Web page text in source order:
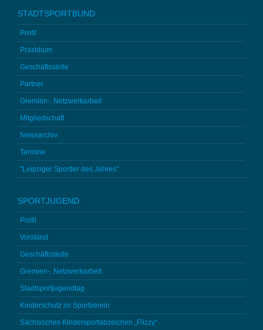
STADTSPORTBUND
Profil
Präsidium
Geschäftsstelle
Partner
Gremien-, Netzwerkarbeit
Mitgliedschaft
Newsarchiv
Termine
"Leipziger Sportler des Jahres"
SPORTJUGEND
Profil
Vorstand
Geschäftsstelle
Gremien-, Netzwerkarbeit
Stadtsportjugendtag
Kinderschutz im Sportverein
Sächsisches Kindersportabzeichen „Flizzy“